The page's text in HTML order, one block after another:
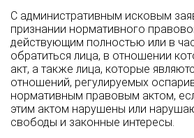
С административным исковым
признании нормативного
действующим полностью или в
обратиться лица, в отношении
акт, а также лица, которые
отношений, регулируемых
нормативным правовым актом,
этим актом нарушены или
свободы и законные интересы.